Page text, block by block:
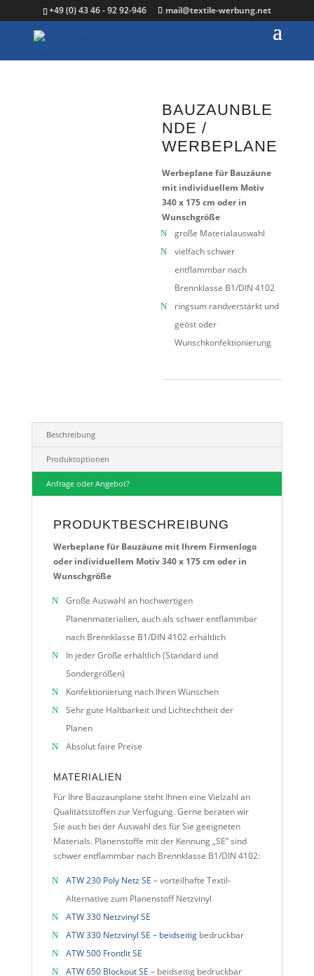
+49 (0) 43 46 - 92 92-946 mail@textile-werbung.net
BAUZAUNBLE
NDE /
WERBEPLANE
Werbeplane für Bauzäune
mit individuellem Motiv
340 x 175 cm oder in
Wunschgröße
große Materialauswahl
vielfach schwer
entflammbar nach
Brennklasse B1/DIN 4102
ringsum randverstärkt und
geöst oder
Wunschkonfektionierung
Beschreibung
Produktoptionen
Anfrage oder Angebot?
PRODUKTBESCHREIBUNG
Werbeplane für Bauzäune mit Ihrem Firmenlogo
oder individuellem Motiv 340 x 175 cm oder in
Wunschgröße
Große Auswahl an hochwertigen
Planenmaterialien, auch als schwer entflammbar
nach Brennklasse B1/DIN 4102 erhältlich
In jeder Größe erhältlich (Standard und
Sondergrößen)
Konfektionierung nach Ihren Wünschen
Sehr gute Haltbarkeit und Lichtechtheit der
Planen
Absolut faire Preise
MATERIALIEN
Für Ihre Bauzaunplane steht Ihnen eine Vielzahl an
Qualitätsstoffen zur Verfügung. Gerne beraten wir
Sie auch bei der Auswahl des für Sie geeigneten
Materials. Planenstoffe mit der Kennung „SE” sind
schwer entflammbar nach Brennklasse B1/DIN 4102:
ATW 230 Poly Netz SE – vorteilhafte Textil-
Alternative zum Planenstoff Netzvinyl
ATW 330 Netzvinyl SE
ATW 330 Netzvinyl SE – beidseitigbedruckbar
ATW 500 Frontlit SE
ATW 650 Blockout SE – beidseitig bedruckbar